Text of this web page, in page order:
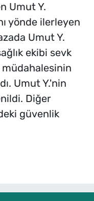
Umut Y.
yönde ilerleyen
Umut Y.
ekibi sevk
müdahalesinin
Umut Y.'nin
Diğer
güvenlik